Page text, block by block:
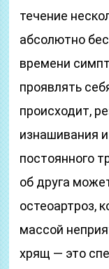
течение
абсолютно
времени
проявлять
происходит,
изнашивания
постоянного
об друга
остеоартроз,
массой
хрящ — это